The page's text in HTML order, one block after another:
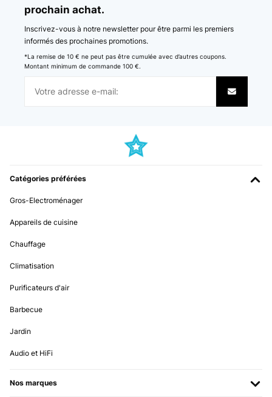
prochain achat.
Inscrivez-vous à notre newsletter pour être parmi les premiers
informés des prochaines promotions.
*La remise de 10 € ne peut pas être cumulée avec d’autres coupons.
Montant minimum de commande 100 €.
Catégories préférées
Gros-Electroménager
Appareils de cuisine
Chauffage
Climatisation
Purificateurs d'air
Barbecue
Jardin
Audio et HiFi
Nos marques